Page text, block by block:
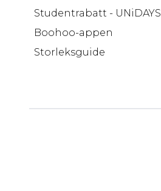
Studentrabatt - UNiDAYS
Boohoo-appen
Storleksguide